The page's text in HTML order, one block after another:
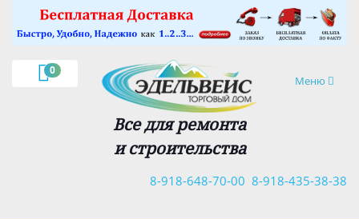
0
Навигация
Меню
Все для ремонта
и строительства
8-918-435-38-38
8-918-648-70-00
×